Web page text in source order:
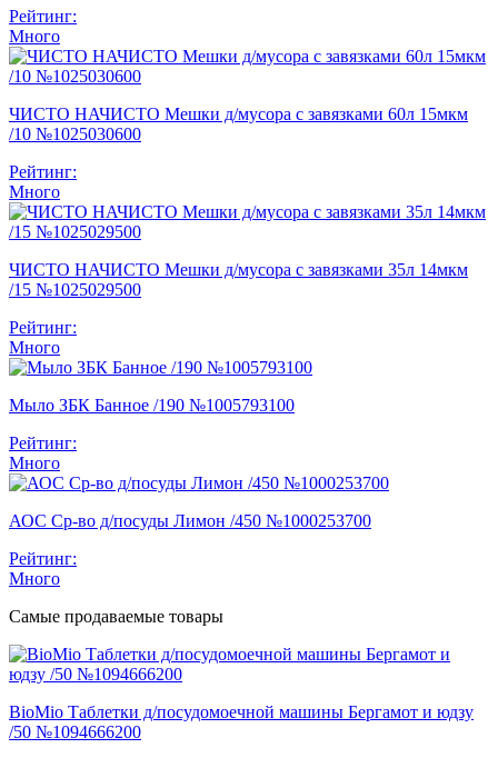
Рейтинг:
Много
ЧИСТО НАЧИСТО Мешки д/мусора с завязками 60л 15мкм
/10 №1025030600
Рейтинг:
Много
ЧИСТО НАЧИСТО Мешки д/мусора с завязками 35л 14мкм
/15 №1025029500
Рейтинг:
Много
Мыло ЗБК Банное /190 №1005793100
Рейтинг:
Много
АОС Ср-во д/посуды Лимон /450 №1000253700
Рейтинг:
Много
Самые продаваемые товары
BioMio Таблетки д/посудомоечной машины Бергамот и юдзу
/50 №1094666200